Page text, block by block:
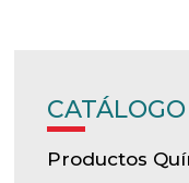
CATÁLOGO
Productos